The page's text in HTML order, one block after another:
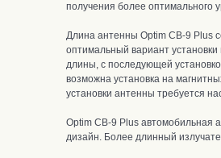
получения более оптимального
Длина антенны Optim CB-9 Plus
оптимальный вариант
длины, с последующей
возможна установка на
установки антенны требуется
Optim CB-9 Plus
дизайн. Более длинный